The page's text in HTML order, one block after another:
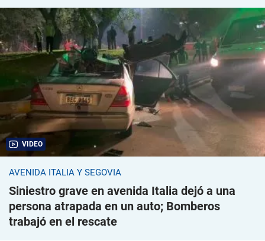
VIDEO
AVENIDA ITALIA Y SEGOVIA
Siniestro grave en avenida Italia dejó a una
persona atrapada en un auto; Bomberos
trabajó en el rescate